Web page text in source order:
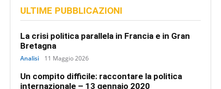
ULTIME PUBBLICAZIONI
La crisi politica parallela in Francia e in Gran
Bretagna
Analisi 11 Maggio 2026
Un compito difficile: raccontare la politica
internazionale – 13 gennaio 2020